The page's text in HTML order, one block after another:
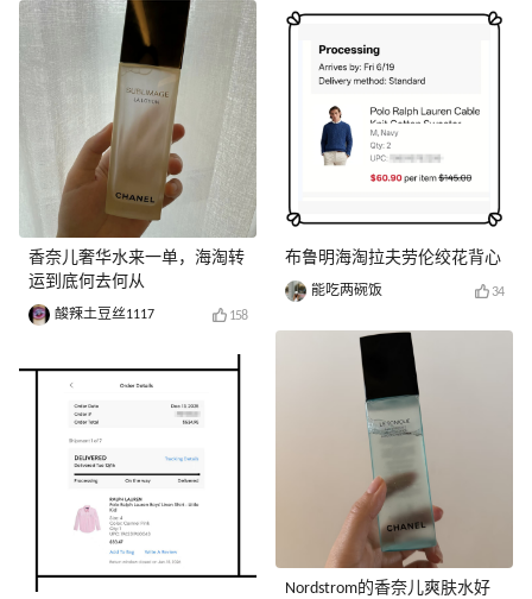
香奈儿奢华水来一单，海淘转
运到底何去何从
酸辣土豆丝1117 158
布鲁明海淘拉夫劳伦绞花背心
能吃两碗饭 34
Nordstrom的香奈儿爽肤水好